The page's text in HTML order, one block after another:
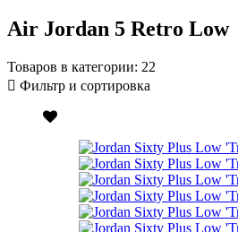
Air Jordan 5 Retro Low
Товаров в категории: 22
Фильтр и сортировка